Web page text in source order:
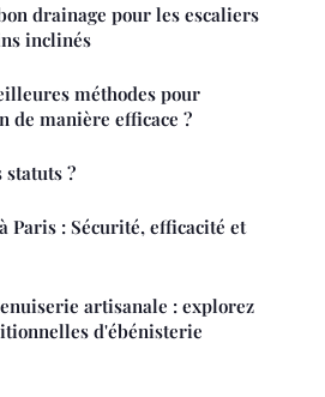
drainage pour les escaliers
inclinés
méthodes pour
de manière efficace ?
statuts ?
Paris : Sécurité, efficacité et
artisanale : explorez
d'ébénisterie